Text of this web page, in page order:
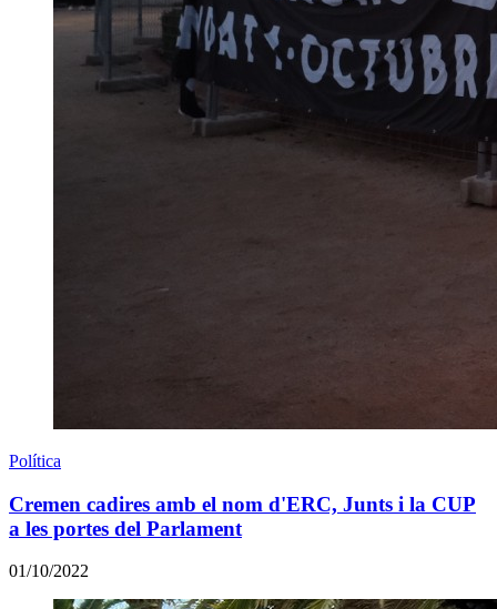
Política
Cremen cadires amb el nom d'ERC, Junts i la CUP
a les portes del Parlament
01/10/2022